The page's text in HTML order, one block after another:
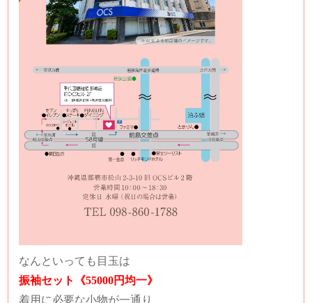
なんといっても目玉は
振袖セット《55000円均一》
着用に必要な小物が一通り